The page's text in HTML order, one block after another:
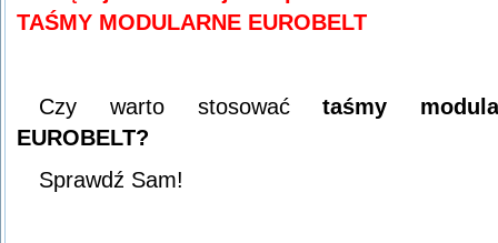
TAŚMY MODULARNE EUROBELT
Czy warto stosowaćtaśmy
EUROBELT?
Sprawdź Sam!